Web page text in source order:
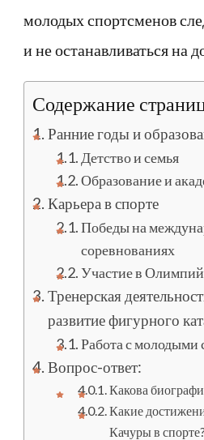
молодых спортсменов
и не останавливаться на
Содержание
Ранние годы и
Детство и семья
Образование и
Карьера в спорте
Победы на
соревнованиях
Участие в
Тренерская
развитие фигурного
Работа с молодыми
Вопрос-ответ:
Какова
Какие
Качуры в